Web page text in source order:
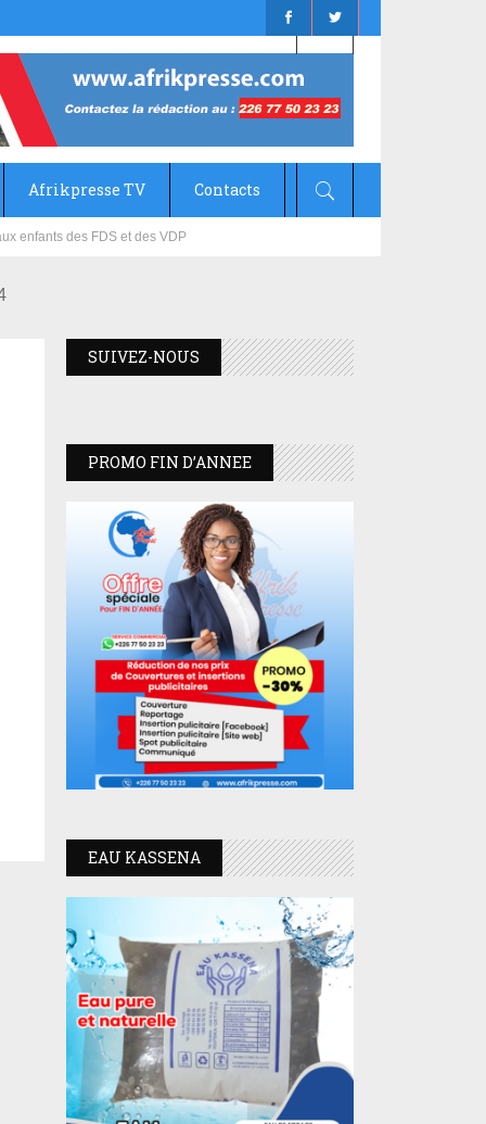
Afrikpresse TV Contacts
SUIVEZ-NOUS
PROMO FIN D’ANNEE
EAU KASSENA